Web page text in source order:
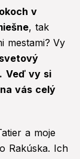
v
, tak
mestami? Vy
Veď vy si
vás celý
a moje
Rakúska. Ich